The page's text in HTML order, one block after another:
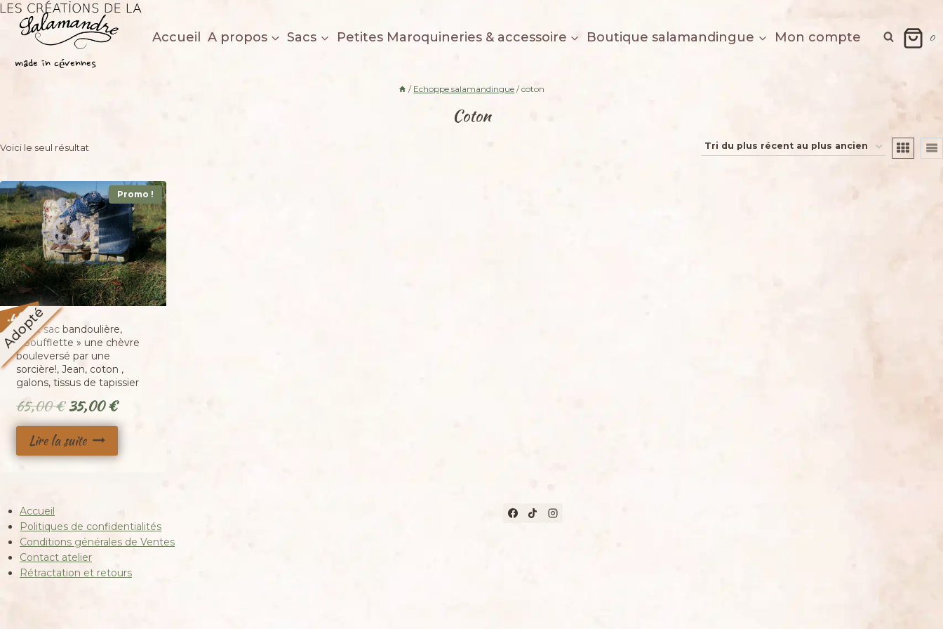
Aller
contenu
Les créations de la salamandre
made in cévennes
Accueil A propos Sacs Petites Maroquineries & accessoire Boutique salamandingue Mon compte 0
/ Echoppe salamandingue / coton
Coton
Voici le seul résultat
Promo !
-46%
Petit sac bandoulière,
« Soufflette » une chèvre
bouleversé par une
sorcière!, Jean, coton ,
galons, tissus de tapissier
65,00€ Le
prix
initial
était :
35,00€Le
prix
Lire la suite
Accueil
Politiques de confidentialités
Conditions générales de Ventes
Contact atelier
Rétractation et retours